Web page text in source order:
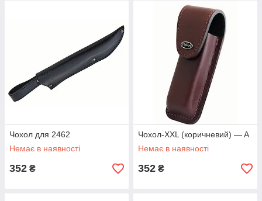
Чохол для 2462
Немає в наявності
352 ₴
Чохол-XXL (коричневий) — A
Немає в наявності
352 ₴